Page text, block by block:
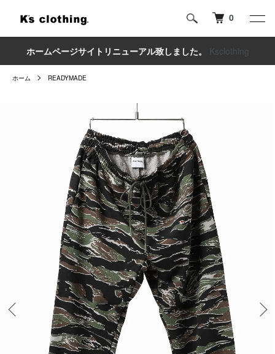
0
ホームページサイトリニューアル致しました。 Ksclothing
ホーム READYMADE